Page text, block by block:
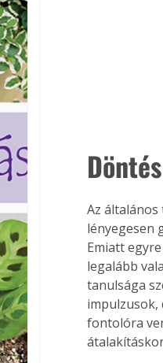
Az
lényegesen
Emiatt
legalább
tanulsága
impulzusok,
fontolóra